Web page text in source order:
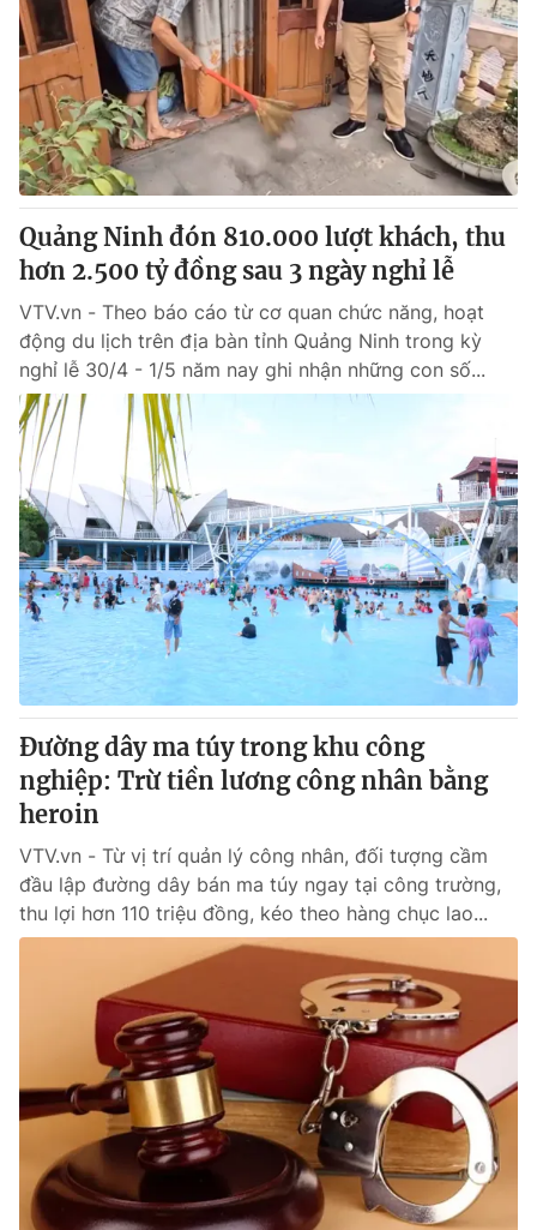
Quảng Ninh đón 810.000 lượt khách, thu
hơn 2.500 tỷ đồng sau 3 ngày nghỉ lễ
VTV.vn - Theo báo cáo từ cơ quan chức năng, hoạt
động du lịch trên địa bàn tỉnh Quảng Ninh trong kỳ
nghỉ lễ 30/4 - 1/5 năm nay ghi nhận những con số...
Đường dây ma túy trong khu công
nghiệp: Trừ tiền lương công nhân bằng
heroin
VTV.vn - Từ vị trí quản lý công nhân, đối tượng cầm
đầu lập đường dây bán ma túy ngay tại công trường,
thu lợi hơn 110 triệu đồng, kéo theo hàng chục lao...